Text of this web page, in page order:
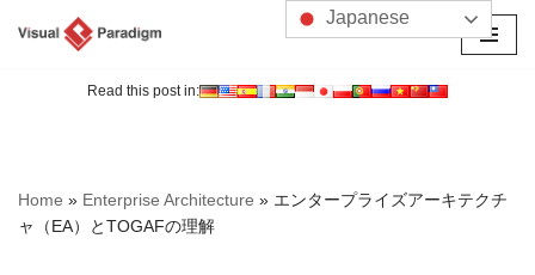
へ
ス
Read this post in:
Home » Enterprise Architecture » エンタープライズアーキテクチ
ャ（EA）とTOGAFの理解
Japanese